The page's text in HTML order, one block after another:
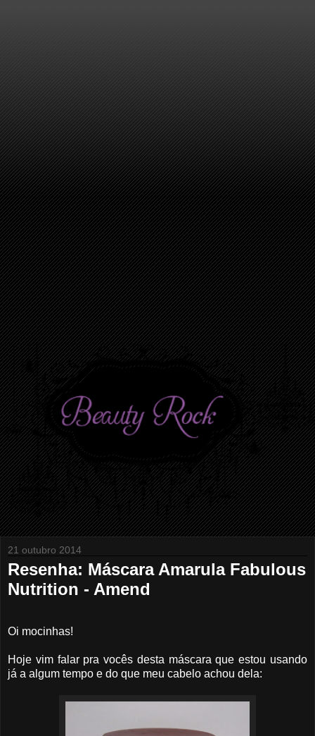
21 outubro 2014
Resenha: Máscara Amarula Fabulous
Nutrition - Amend
Oi mocinhas!
Hoje vim falar pra vocês desta máscara que estou usando
já a algum tempo e do que meu cabelo achou dela: